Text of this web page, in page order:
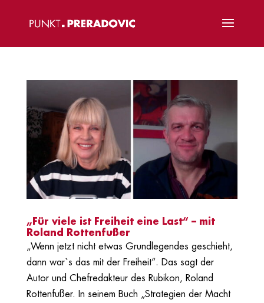
„Für viele ist Freiheit eine Last“ – mit
Roland Rottenfußer
„Wenn jetzt nicht etwas Grundlegendes geschieht,
dann war`s das mit der Freiheit“. Das sagt der
Autor und Chefredakteur des Rubikon, Roland
Rottenfußer. In seinem Buch „Strategien der Macht